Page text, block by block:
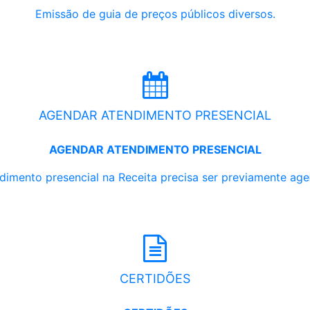
Emissão de guia de preços públicos diversos.
AGENDAR ATENDIMENTO PRESENCIAL
AGENDAR ATENDIMENTO PRESENCIAL
presencial na Receita precisa ser previamente
CERTIDÕES